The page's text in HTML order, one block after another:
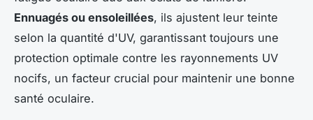
Ennuagés ou ensoleillées, ils ajustent leur teinte
selon la quantité d'UV, garantissant toujours une
protection optimale contre les rayonnements UV
nocifs, un facteur crucial pour maintenir une bonne
santé oculaire.